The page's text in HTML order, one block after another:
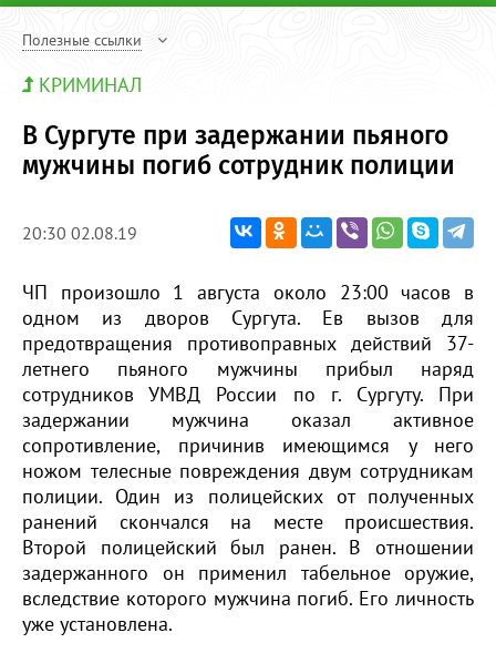
Полезные ссылки
КРИМИНАЛ
В Сургуте при задержании пьяного
мужчины погиб сотрудник полиции
20:30 02.08.19
ЧП произошло 1 августа около 23:00 часов в
одном из дворов Сургута. Ев вызов для
предотвращения противоправных действий 37-
летнего пьяного мужчины прибыл наряд
сотрудников УМВД России по г. Сургуту. При
задержании мужчина оказал активное
сопротивление, причинив имеющимся у него
ножом телесные повреждения двум сотрудникам
полиции. Один из полицейских от полученных
ранений скончался на месте происшествия.
Второй полицейский был ранен. В отношении
задержанного он применил табельное оружие,
вследствие которого мужчина погиб. Его личность
уже установлена.